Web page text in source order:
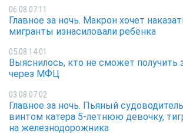
06.08 07:11
Главное за ночь. Макрон хочет
мигранты изнасиловали ребёнка
05.08 14:01
Выяснилось, кто не сможет получить
через МФЦ
03.08 07:02
Главное за ночь. Пьяный
винтом катера 5-летнюю девочку,
на железнодорожника